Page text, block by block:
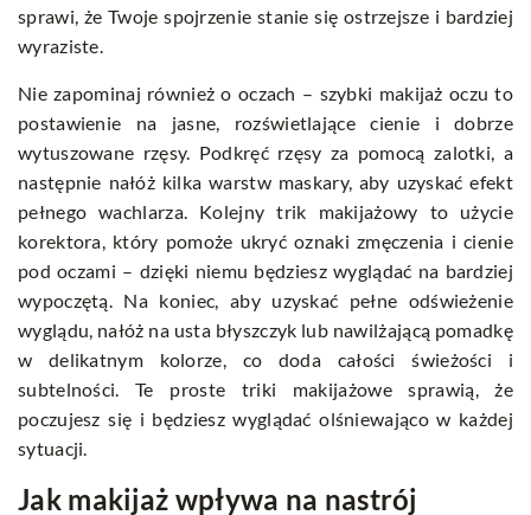
sprawi, że Twoje spojrzenie stanie się ostrzejsze i bardziej
wyraziste.
Nie zapominaj również o oczach – szybki makijaż oczu to
postawienie na jasne, rozświetlające cienie i dobrze
wytuszowane rzęsy. Podkręć rzęsy za pomocą zalotki, a
następnie nałóż kilka warstw maskary, aby uzyskać efekt
pełnego wachlarza. Kolejny trik makijażowy to użycie
korektora, który pomoże ukryć oznaki zmęczenia i cienie
pod oczami – dzięki niemu będziesz wyglądać na bardziej
wypoczętą. Na koniec, aby uzyskać pełne odświeżenie
wyglądu, nałóż na usta błyszczyk lub nawilżającą pomadkę
w delikatnym kolorze, co doda całości świeżości i
subtelności. Te proste triki makijażowe sprawią, że
poczujesz się i będziesz wyglądać olśniewająco w każdej
sytuacji.
Jak makijaż wpływa na nastrój